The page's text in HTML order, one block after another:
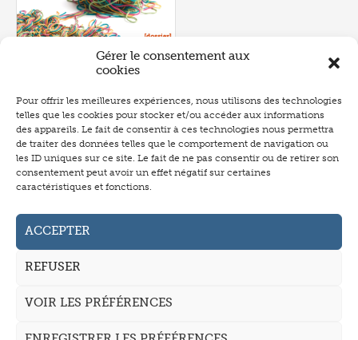
Gérer le consentement aux
cookies
Pour offrir les meilleures expériences, nous utilisons des technologies
telles que les cookies pour stocker et/ou accéder aux informations
des appareils. Le fait de consentir à ces technologies nous permettra
de traiter des données telles que le comportement de navigation ou
les ID uniques sur ce site. Le fait de ne pas consentir ou de retirer son
consentement peut avoir un effet négatif sur certaines
caractéristiques et fonctions.
ACCEPTER
REFUSER
VOIR LES PRÉFÉRENCES
Numéro 657- juin 2026
Annonceurs
Auteurs
Mentions légales
CGV